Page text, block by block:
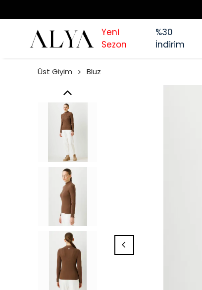
Yeni
Sezon
%30
İndirim
Üst Giyim Bluz